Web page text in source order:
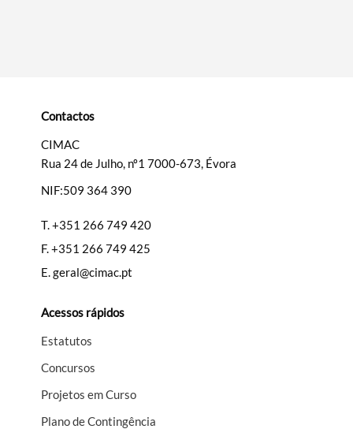
Contactos
CIMAC
Rua 24 de Julho, nº1 7000-673, Évora
NIF:509 364 390
T.+351 266 749 420
F.+351 266 749 425
E.geral@cimac.pt
Acessos rápidos
Estatutos
Concursos
Projetos em Curso
Plano de Contingência